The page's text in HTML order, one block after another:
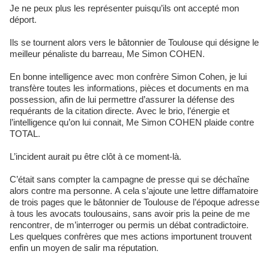
Je ne peux plus les représenter puisqu’ils ont accepté mon
déport.
Ils se tournent alors vers le bâtonnier de Toulouse qui désigne le
meilleur pénaliste du barreau, Me Simon COHEN.
En bonne intelligence avec mon confrère Simon Cohen, je lui
transfère toutes les informations, pièces et documents en ma
possession, afin de lui permettre d’assurer la défense des
requérants de la citation directe. Avec le brio, l’énergie et
l’intelligence qu’on lui connait, Me Simon COHEN plaide contre
TOTAL.
L’incident aurait pu être clôt à ce moment-là.
C’était sans compter la campagne de presse qui se déchaîne
alors contre ma personne. A cela s’ajoute une lettre diffamatoire
de trois pages que le bâtonnier de Toulouse de l’époque adresse
à tous les avocats toulousains, sans avoir pris la peine de me
rencontrer, de m’interroger ou permis un débat contradictoire.
Les quelques confrères que mes actions importunent trouvent
enfin un moyen de salir ma réputation.